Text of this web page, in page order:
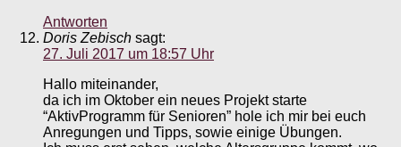
Antworten
Doris Zebisch sagt:
27. Juli 2017 um 18:57 Uhr
Hallo miteinander,
da ich im Oktober ein neues Projekt starte
“AktivProgramm für Senioren” hole ich mir bei euch
Anregungen und Tipps, sowie einige Übungen.